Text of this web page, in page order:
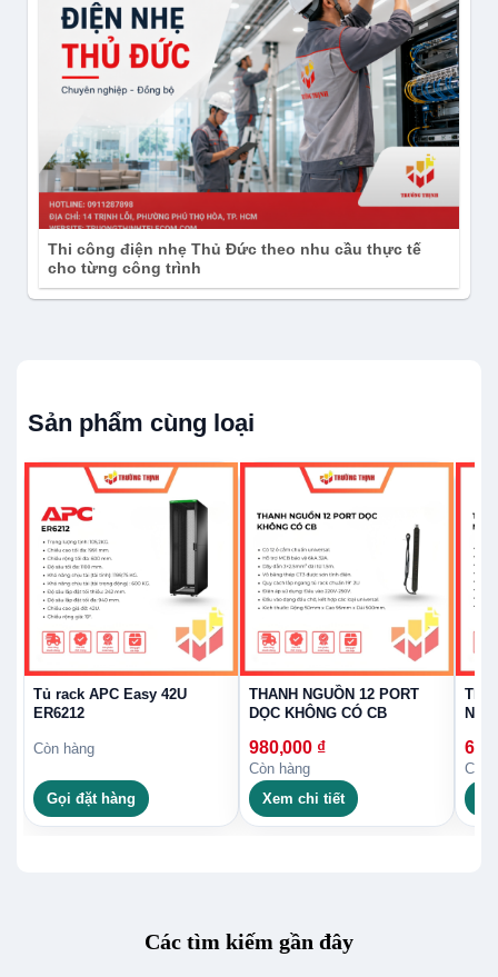
Thi công điện nhẹ Thủ Đức theo nhu cầu thực tế
cho từng công trình
Sản phẩm cùng loại
Tủ rack APC Easy 42U
ER6212
Còn hàng
Gọi đặt hàng
THANH NGUỒN 12 PORT
DỌC KHÔNG CÓ CB
980,000 ₫
Còn hàng
Xem chi tiết
Còn
Các tìm kiếm gần đây